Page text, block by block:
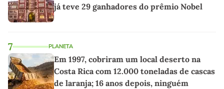
já teve 29 ganhadores do prêmio Nobel
7 PLANETA
Em 1997, cobriram um local deserto na
Costa Rica com 12.000 toneladas de cascas
de laranja; 16 anos depois, ninguém